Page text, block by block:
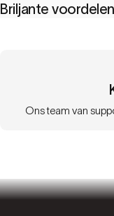
Briljante
Ons team van